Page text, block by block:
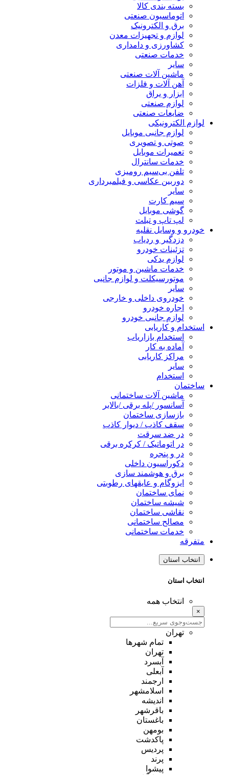
بسته بندی کالا
اتوماسیون صنعتی
برق و الکترونیک
لوازم و تجهیزات معدن
کشاورزی و دامداری
خدمات صنعتی
سایر
ماشین آلات صنعتی
آهن آلات و فلزات
ابزار و یراق
لوازم صنعتی
ضایعات صنعتی
لوازم الکترونیکی
لوازم جانبی موبایل
صوتی و تصویری
تعمیرات موبایل
خدمات سانترال
تلفن بی‌سیم رومیزی
دوربین عکاسی و فیلمبرداری
سایر
سیم کارت
گوشی موبایل
لپ تاپ و تبلت
خودرو و وسایل نقلیه
دزدگیر و ردیاب
تزئینات خودرو
لوازم یدکی
خدمات ماشین و موتور
موتورسیکلت و لوازم جانبی
سایر
خودروی داخلی و خارجی
اجاره خودرو
لوازم جانبی خودرو
استخدام و کاریابی
استخدام بازاریاب
آماده به کار
مراکز کاریابی
سایر
استخدام
ساختمان
ماشین آلات ساختمانی
آسانسور /پله برقی /بالابر
بازسازی ساختمان
سقف کاذب / دیوار کاذب
در ضد سرقت
در اتوماتیک / کرکره برقی
در و پنجره
دکوراسیون داخلی
برق و هوشمند سازی
ایزوگام و عایقهای رطوبتی
نمای ساختمان
شیشه ساختمان
نقاشی ساختمان
مصالح ساختمانی
خدمات ساختمانی
متفرقه
انتخاب استان
انتخاب استان
انتخاب همه
×
تهران
تمام شهر‌ها
تهران
آبسرد
آبعلی
ارجمند
اسلامشهر
اندیشه
باقرشهر
باغستان
بومهن
پاکدشت
پردیس
پرند
پیشوا